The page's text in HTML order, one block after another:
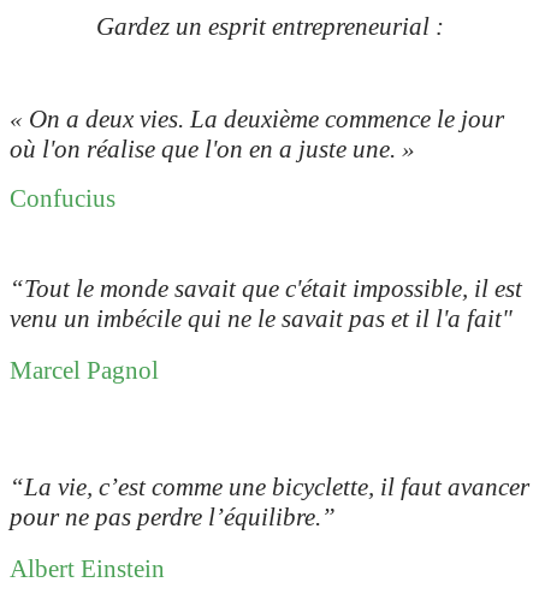
Gardez un esprit entrepreneurial :
« On a deux vies. La deuxième commence le jour
où l'on réalise que l'on en a juste une. »
Confucius
“Tout le monde savait que c'était impossible, il est
venu un imbécile qui ne le savait pas et il l'a fait"
Marcel Pagnol
“La vie, c’est comme une bicyclette, il faut avancer
pour ne pas perdre l’équilibre.”
Albert Einstein